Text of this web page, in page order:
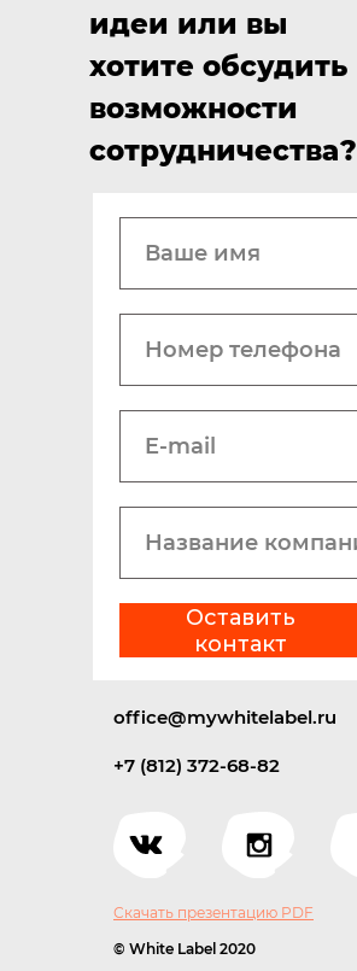
Оставить
контакт
Скачать презентацию PDF
идеи или вы
хотите обсудить
возможности
сотрудничества?
office@mywhitelabel.ru
+7 (812) 372-68-82
© White Label 2020